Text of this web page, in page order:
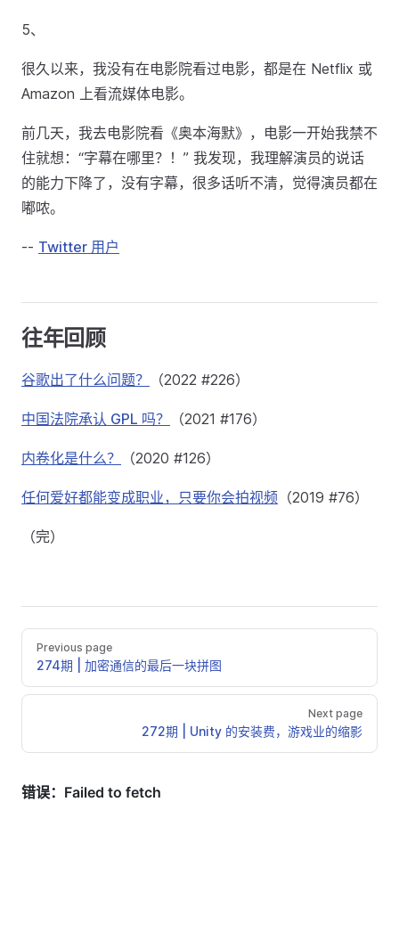
5、
很久以来，我没有在电影院看过电影，都是在 Netflix 或
Amazon 上看流媒体电影。
前几天，我去电影院看《奥本海默》，电影一开始我禁不
住就想：“字幕在哪里？！” 我发现，我理解演员的说话
的能力下降了，没有字幕，很多话听不清，觉得演员都在
嘟哝。
-- Twitter 用户
往年回顾
谷歌出了什么问题？ （2022 #226）
中国法院承认 GPL 吗？ （2021 #176）
内卷化是什么？ （2020 #126）
任何爱好都能变成职业，只要你会拍视频 （2019 #76）
（完）
Previous page
274期 | 加密通信的最后一块拼图
Next page
272期 | Unity 的安装费，游戏业的缩影